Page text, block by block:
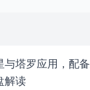
与塔罗应用，配
解读